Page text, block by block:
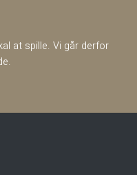
at spille. Vi går derfor